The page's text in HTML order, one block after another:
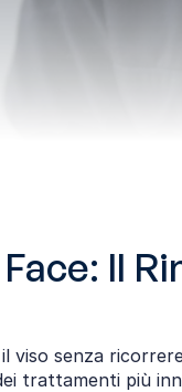
Il
trattamenti più